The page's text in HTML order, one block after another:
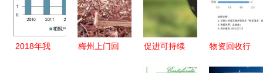
2018年我
梅州上门回
促进可持续
物资回收行